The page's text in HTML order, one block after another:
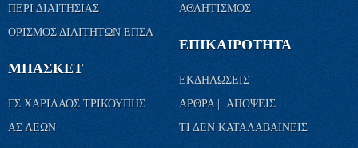
ΠΕΡΙ ΔΙΑΙΤΗΣΙΑΣ
ΟΡΙΣΜΟΣ ΔΙΑΙΤΗΤΩΝ ΕΠΣΑ
ΜΠΑΣΚΕΤ
ΓΣ ΧΑΡΙΛΑΟΣ ΤΡΙΚΟΥΠΗΣ
ΑΣ ΛΕΩΝ
ΑΘΛΗΤΙΣΜΟΣ
ΕΠΙΚΑΙΡΟΤΗΤΑ
ΕΚΔΗΛΩΣΕΙΣ
ΑΡΘΡΑ | ΑΠΟΨΕΙΣ
ΤΙ ΔΕΝ ΚΑΤΑΛΑΒΑΙΝΕΙΣ